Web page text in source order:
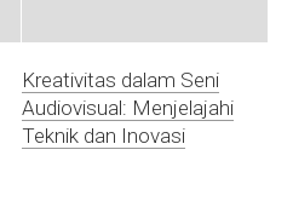
Kreativitas dalam Seni
Audiovisual: Menjelajahi
Teknik dan Inovasi